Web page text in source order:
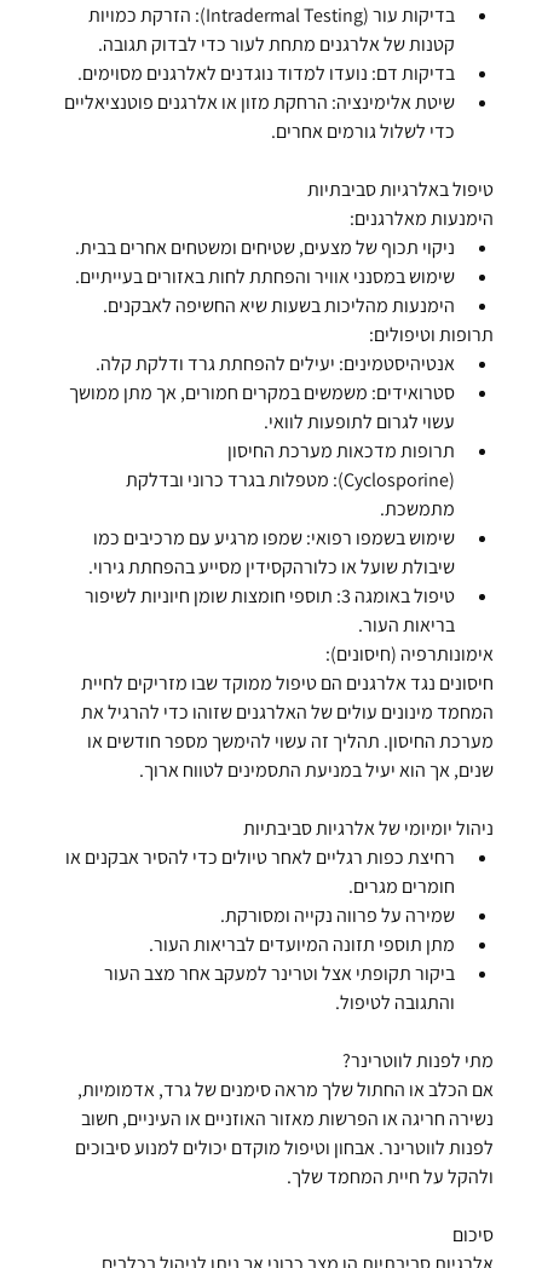
בדיקות עור (Intradermal Testing):
הזרקת כמויות
קטנות של אלרגנים מתחת לעור כדי לבדוק תגובה.
בדיקות דם: נועדו למדוד נוגדנים לאלרגנים מסוימים.
שיטת אלימינציה: הרחקת מזון או אלרגנים פוטנציאליים
כדי לשלול גורמים אחרים.
טיפול באלרגיות סביבתיות
הימנעות מאלרגנים:
ניקוי תכוף של מצעים, שטיחים ומשטחים אחרים בבית.
שימוש במסנני אוויר והפחתת לחות באזורים בעייתיים.
הימנעות מהליכות בשעות שיא החשיפה לאבקנים.
תרופות וטיפולים:
אנטיהיסטמינים: יעילים להפחתת גרד ודלקת קלה.
סטרואידים: משמשים במקרים חמורים, אך מתן ממושך
עשוי לגרום לתופעות לוואי.
תרופות מדכאות מערכת החיסון
(Cyclosporine):
מטפלות בגרד כרוני ובדלקת
מתמשכת.
שימוש בשמפו רפואי: שמפו מרגיע עם מרכיבים כמו
שיבולת שועל או כלורהקסידין מסייע בהפחתת גירוי.
טיפול באומגה 3:
תוספי חומצות שומן חיוניות לשיפור
בריאות העור.
אימונותרפיה (חיסונים):
חיסונים נגד אלרגנים הם טיפול ממוקד שבו מזריקים לחיית
המחמד מינונים עולים של האלרגנים שזוהו כדי להרגיל את
מערכת החיסון. תהליך זה עשוי להימשך מספר חודשים או
שנים, אך הוא יעיל במניעת התסמינים לטווח ארוך.
ניהול יומיומי של אלרגיות סביבתיות
רחיצת כפות רגליים לאחר טיולים כדי להסיר אבקנים או
חומרים מגרים.
שמירה על פרווה נקייה ומסורקת.
מתן תוספי תזונה המיועדים לבריאות העור.
ביקור תקופתי אצל וטרינר למעקב אחר מצב העור
והתגובה לטיפול.
מתי לפנות לווטרינר?
אם הכלב או החתול שלך מראה סימנים של גרד, אדמומיות,
נשירה חריגה או הפרשות מאזור האוזניים או העיניים, חשוב
לפנות לווטרינר. אבחון וטיפול מוקדם יכולים למנוע סיבוכים
ולהקל על חיית המחמד שלך.
סיכום